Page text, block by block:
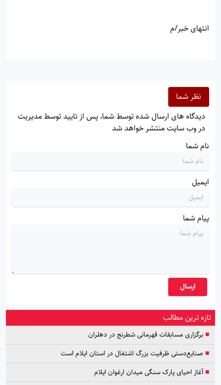
انتهای خبر/م
نظر شما
دیدگاه های ارسال شده توسط شما، پس از تایید توسط مدیریت
در وب سایت منتشر خواهد شد
نام شما
ایمیل
پیام شما
ارسال
تازه ترین مطالب
■برگزاری مسابقات قهرمانی شطرنج در دهلران
■ صنایع‌دستی ظرفیت بزرگ اشتغال در استان ایلام است
■آغاز احیای پارک سنگی میدان ارغوان ایلام